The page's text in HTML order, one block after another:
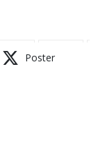
Poster